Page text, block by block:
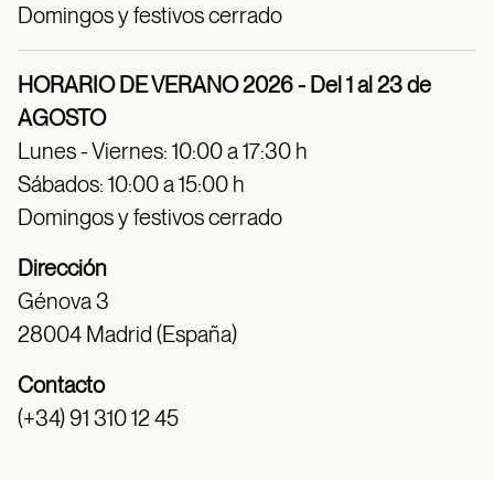
Domingos y festivos cerrado
HORARIO DE VERANO 2026 - Del 1 al 23 de
AGOSTO
Lunes - Viernes: 10:00 a 17:30 h
Sábados: 10:00 a 15:00 h
Domingos y festivos cerrado
Dirección
Génova 3
28004 Madrid (España)
Contacto
(+34) 91 310 12 45